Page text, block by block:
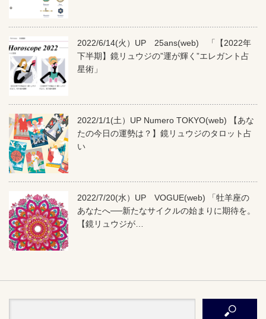
2022/6/14(火）UP 25ans(web) 「【2022年
下半期】鏡リュウジの”運が輝く”エレガント占
星術」
2022/1/1(土）UP Numero TOKYO(web) 【あな
たの今日の運勢は？】鏡リュウジのタロット占
い
2022/7/20(水）UP VOGUE(web) 「牡羊座の
あなたへ──新たなサイクルの始まりに期待を。
【鏡リュウジが…